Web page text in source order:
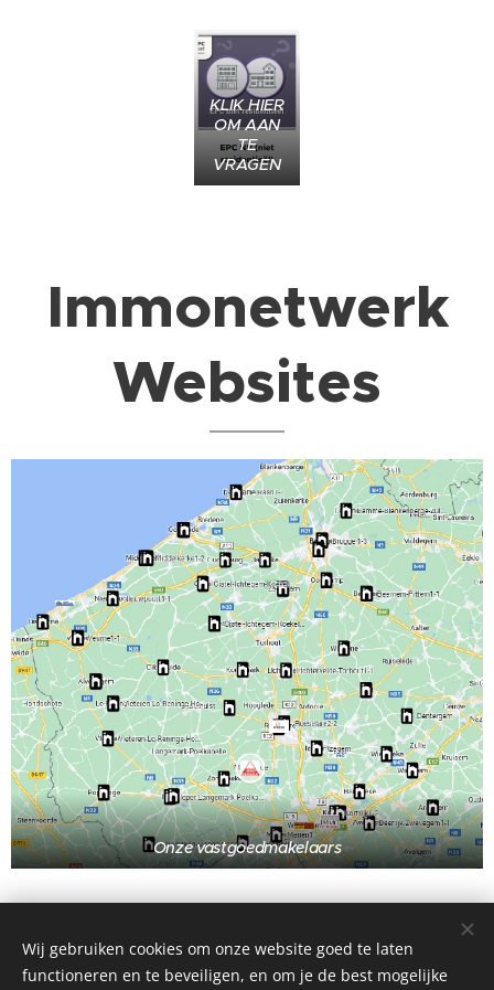
KLIK HIER
OM AAN
TE
VRAGEN
Immonetwerk
Websites
Onze vastgoedmakelaars
Wij gebruiken cookies om onze website goed te laten
functioneren en te beveiligen, en om je de best mogelijke